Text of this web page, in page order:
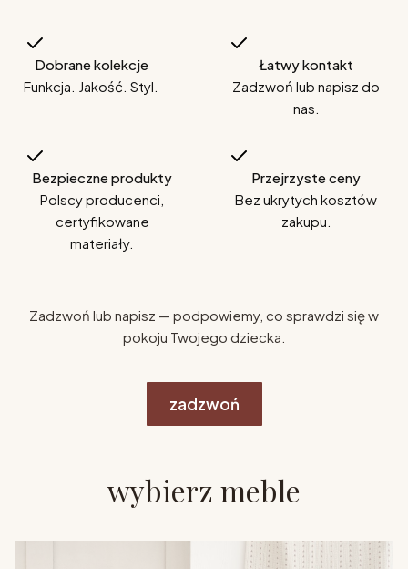
Dobrane kolekcje
Funkcja. Jakość. Styl.
Łatwy kontakt
Zadzwoń lub napisz do
nas.
Bezpieczne produkty
Polscy producenci,
certyfikowane
materiały.
Przejrzyste ceny
Bez ukrytych kosztów
zakupu.
Zadzwoń lub napisz — podpowiemy, co sprawdzi się w
pokoju Twojego dziecka.
zadzwoń
wybierz meble